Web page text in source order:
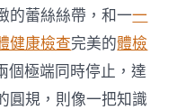
院
勞
檢
科
服
務
的蕾絲絲帶，和一一
健康檢查完美的體檢
個極端同時停止，達
圓規，則像一把知識